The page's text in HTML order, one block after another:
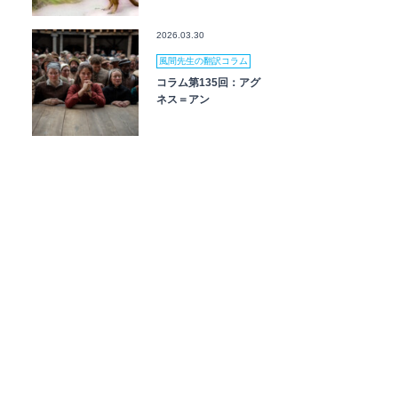
2026.03.30
風間先生の翻訳コラム
コラム第135回：アグ
ネス＝アン